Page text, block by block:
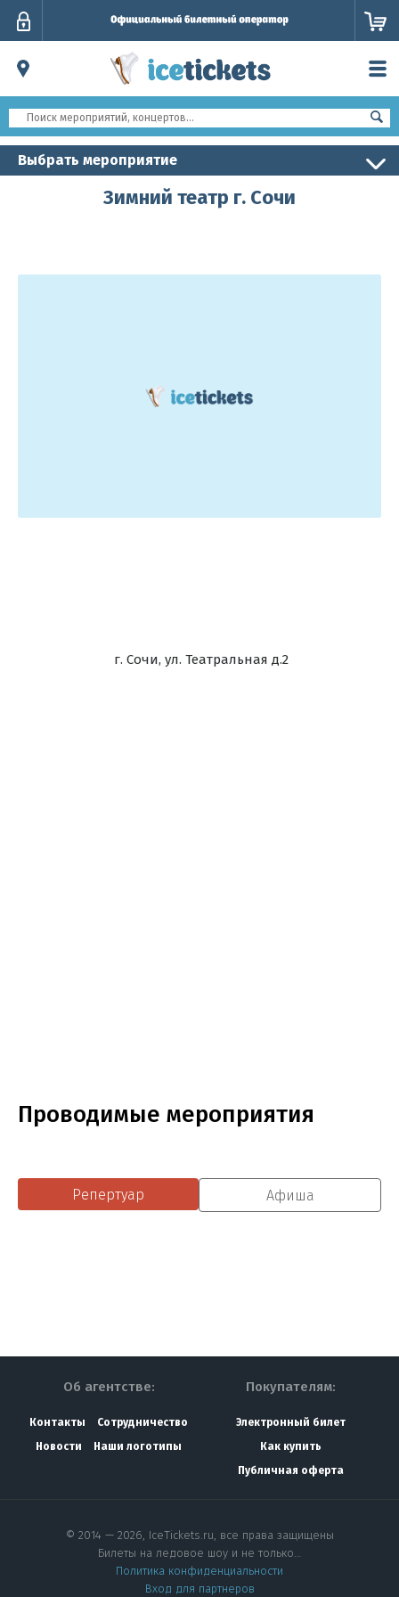
Выбрать мероприятие
Зимний театр г. Сочи
г. Сочи, ул. Театральная д.2
Проводимые мероприятия
Репертуар Афиша
Об агентстве:
Контакты
Сотрудничество
Новости
Наши логотипы
Покупателям:
Электронный билет
Как купить
Публичная оферта
© 2014 — 2026, IceTickets.ru, все права защищены
Билеты на ледовое шоу и не только…
Политика конфиденциальности
Вход для партнеров